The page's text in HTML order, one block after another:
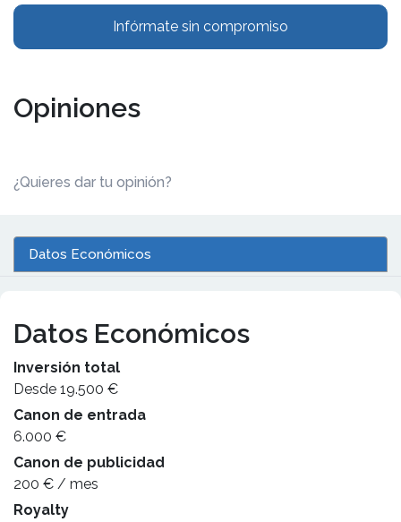
Infórmate sin compromiso
Opiniones
¿Quieres dar tu opinión?
Datos Económicos
Datos Económicos
Inversión total
Desde 19.500 €
Canon de entrada
6.000 €
Canon de publicidad
200 € / mes
Royalty